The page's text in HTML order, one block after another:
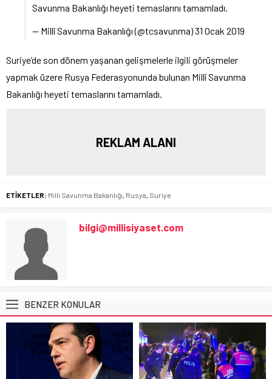
Savunma Bakanlığı heyeti temaslarını tamamladı.
— Millî Savunma Bakanlığı (@tcsavunma) 31 Ocak 2019
Suriye’de son dönem yaşanan gelişmelerle ilgili görüşmeler
yapmak üzere Rusya Federasyonunda bulunan Millî Savunma
Bakanlığı heyeti temaslarını tamamladı.
REKLAM ALANI
ETİKETLER: Milli Savunma Bakanlığı, Rusya, Suriye
bilgi@millisiyaset.com
BENZER KONULAR